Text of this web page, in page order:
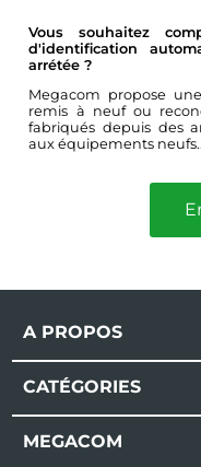
Vous souhaitez
d'identification
arrétée ?
Megacom propose
remis à neuf ou
fabriqués depuis des
aux équipements
A PROPOS
CATÉGORIES
MEGACOM